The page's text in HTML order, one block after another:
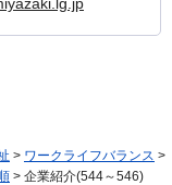
> ワークライフバランス >
> 企業紹介(544～546)